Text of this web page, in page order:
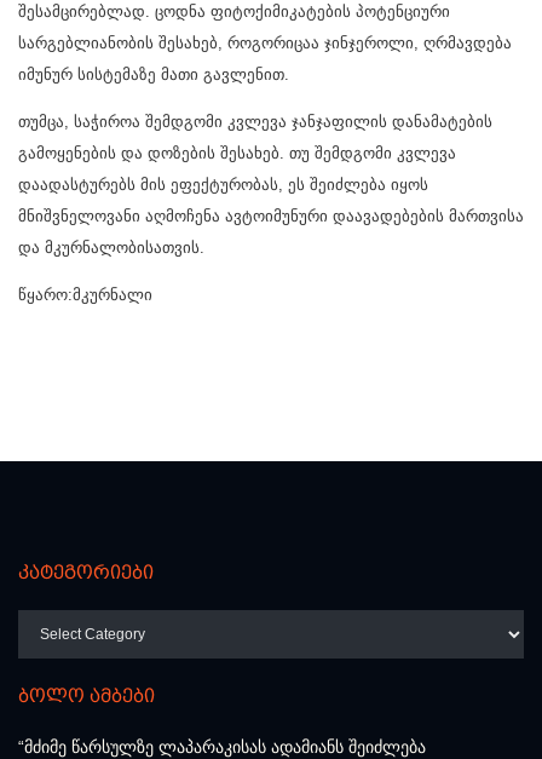
შესამცირებლად. ცოდნა ფიტოქიმიკატების პოტენციური
სარგებლიანობის შესახებ, როგორიცაა ჯინჯეროლი, ღრმავდება
იმუნურ სისტემაზე მათი გავლენით.
თუმცა, საჭიროა შემდგომი კვლევა ჯანჯაფილის დანამატების
გამოყენების და დოზების შესახებ. თუ შემდგომი კვლევა
დაადასტურებს მის ეფექტურობას, ეს შეიძლება იყოს
მნიშვნელოვანი აღმოჩენა ავტოიმუნური დაავადებების მართვისა
და მკურნალობისათვის.
წყარო:მკურნალი
კატეგორიები
ბოლო ამბები
“მძიმე წარსულზე ლაპარაკისას ადამიანს შეიძლება